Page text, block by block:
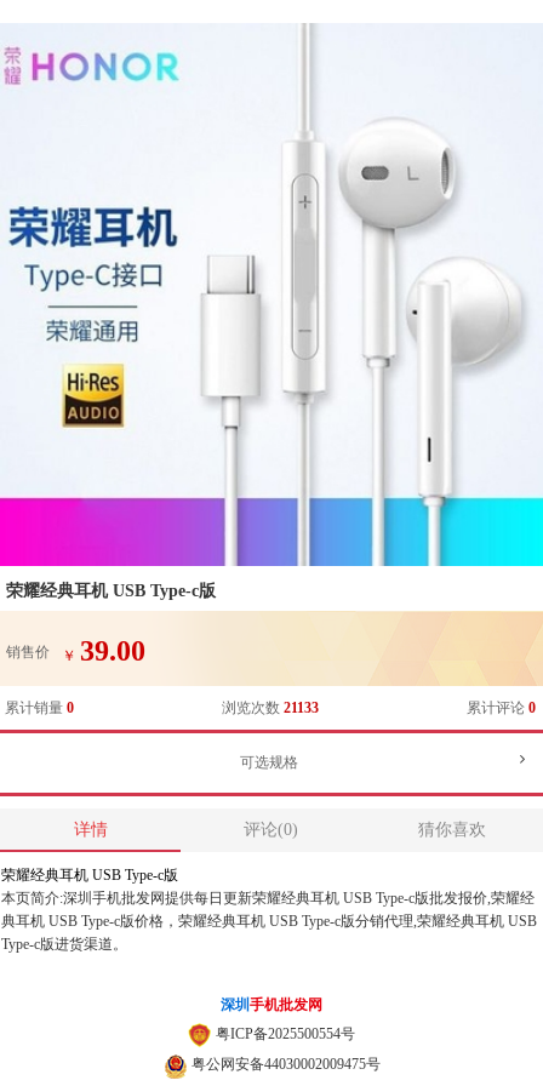
荣耀经典耳机 USB Type-c版
销售价 ￥ 39.00
累计销量 0 浏览次数 21133 累计评论 0
可选规格
详情 评论(0) 猜你喜欢
荣耀经典耳机 USB Type-c版
本页简介:深圳手机批发网提供每日更新荣耀经典耳机 USB Type-c版批发报价,荣耀经
典耳机 USB Type-c版价格，荣耀经典耳机 USB Type-c版分销代理,荣耀经典耳机 USB
Type-c版进货渠道。
深圳 手机批发网
粤ICP备2025500554号
粤公网安备44030002009475号